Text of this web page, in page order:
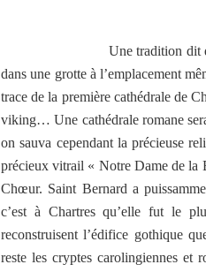
Une tradition dit qu’un
dans une grotte à l’emplacement
trace de la première cathédrale de
viking… Une cathédrale romane
on sauva cependant la précieuse
précieux vitrail « Notre Dame de la
Chœur. Saint Bernard a
c’est à Chartres qu’elle fut le
reconstruisent l’édifice gothique
reste les cryptes carolingiennes et